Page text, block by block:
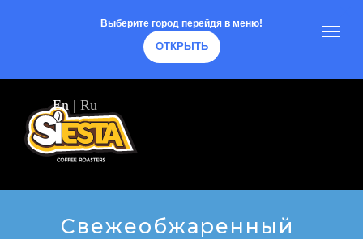
Выберите город перейдя в меню!
ОТКРЫТЬ
En | Ru
Свежеобжаренный